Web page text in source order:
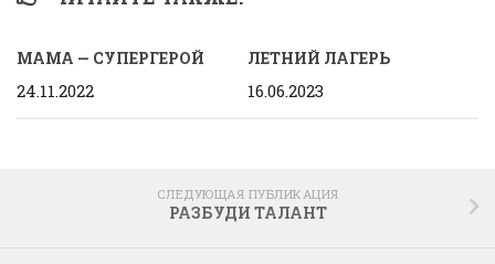
МАМА — СУПЕРГЕРОЙ
24.11.2022
ЛЕТНИЙ ЛАГЕРЬ
16.06.2023
СЛЕДУЮЩАЯ ПУБЛИКАЦИЯ
РАЗБУДИ ТАЛАНТ